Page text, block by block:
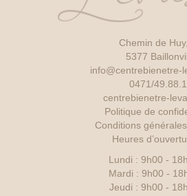
Chemin de
5377
info@centrebienetre-
0471/
centrebienetre-
Politique de
Conditions
Heures
Lundi : 9h00 -
Mardi : 9h00 -
Jeudi : 9h00 -